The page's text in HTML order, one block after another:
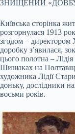
ЗНИЩЕНИЙ
Київська сторінка
розгорнулася 1913
згодом –
доробку з’явилася,
цього полотна –
Шишаках на
художника Лідії
доньку, дослідники
восьми років.